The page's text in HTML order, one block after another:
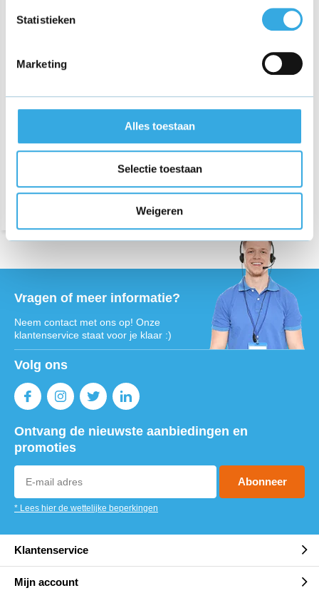
Statistieken
Marketing
Alles toestaan
Selectie toestaan
Weigeren
brother model PA-AD-001A
Vragen of meer informatie?
Neem contact met ons op! Onze
klantenservice staat voor je klaar :)
Volg ons
Ontvang de nieuwste aanbiedingen en
promoties
Abonneer
* Lees hier de wettelijke beperkingen
Klantenservice
Mijn account